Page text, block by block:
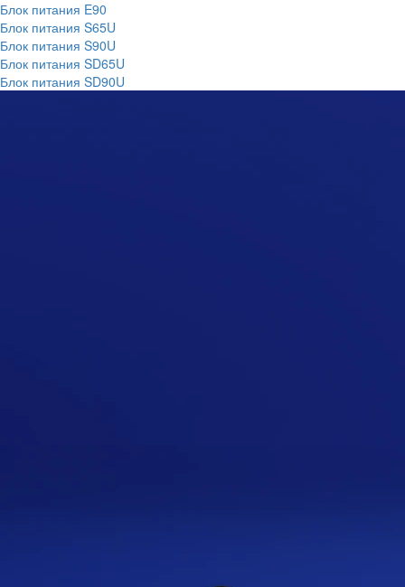
Блок питания E90
Блок питания S65U
Блок питания S90U
Блок питания SD65U
Блок питания SD90U